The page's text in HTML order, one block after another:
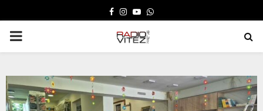
FACEBOOK
INSTAGRAM
YOUTUBE
WHATSAPP
PRIMARY